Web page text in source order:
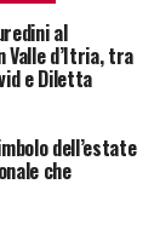
al
Valle d’Itria, tra
e Diletta
dell’estate
che